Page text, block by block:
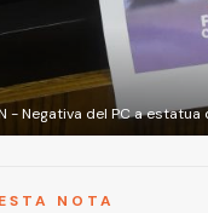
- Negativa del PC a
NOTA